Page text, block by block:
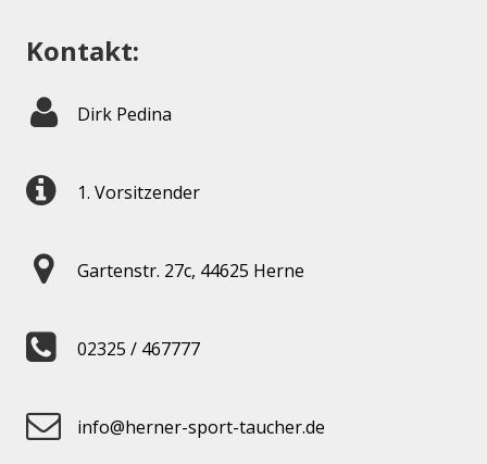
Kontakt:
Dirk Pedina
1. Vorsitzender
Gartenstr. 27c, 44625 Herne
02325 / 467777
info@herner-sport-taucher.de